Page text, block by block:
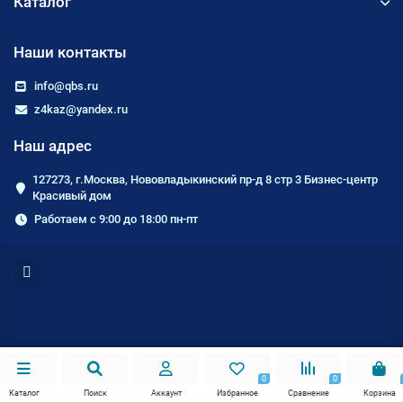
Наши контакты
info@qbs.ru
z4kaz@yandex.ru
Наш адрес
127273, г.Москва, Нововладыкинский пр-д 8 стр 3 Бизнес-центр
Красивый дом
Работаем с 9:00 до 18:00 пн-пт
Каталог Поиск Аккаунт
0
Избранное
0
Сравнение
Корзина